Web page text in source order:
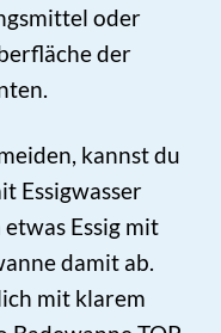
oder
der
kannst du
Essigwasser
Essig mit
damit ab.
mit klarem